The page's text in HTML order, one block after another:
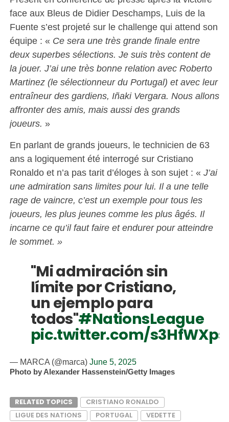
face aux Bleus de Didier Deschamps, Luis de la
Fuente s’est projeté sur le challenge qui attend son
équipe : « Ce sera une très grande finale entre
deux superbes sélections. Je suis très content de
la jouer. J’ai une très bonne relation avec Roberto
Martinez (le sélectionneur du Portugal) et avec leur
entraîneur des gardiens, Iñaki Vergara. Nous allons
affronter des amis, mais aussi des grands
joueurs. »
En parlant de grands joueurs, le technicien de 63
ans a logiquement été interrogé sur Cristiano
Ronaldo et n’a pas tarit d’éloges à son sujet : « J’ai
une admiration sans limites pour lui. Il a une telle
rage de vaincre, c’est un exemple pour tous les
joueurs, les plus jeunes comme les plus âgés. Il
incarne ce qu’il faut faire et endurer pour atteindre
le sommet. »
"Mi admiración sin
límite por Cristiano,
un ejemplo para
todos"#NationsLeague
pic.twitter.com/
— MARCA (@marca) June 5, 2025
Photo by Alexander Hassenstein/Getty Images
RELATED TOPICS
CRISTIANO RONALDO
LIGUE DES NATIONS
PORTUGAL VEDETTE